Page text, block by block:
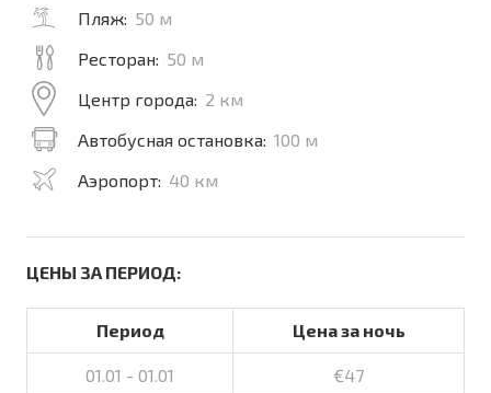
Пляж: 50 м
Ресторан: 50 м
Центр города: 2 км
Автобусная остановка: 100 м
Аэропорт: 40 км
ЦЕНЫ ЗА ПЕРИОД:
Период Цена за ночь
01.01 - 01.01 €47